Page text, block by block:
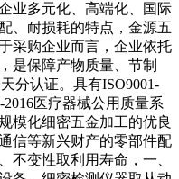
业多元化、高端化、国际
、耐损耗的特点，金源五
采购企业而言，企业依托
是保障产物质量、节制
分认证。具有ISO9001-
2016医疗器械公用质量系
模化细密五金加工的优良
信等新兴财产的零部件配
不变性取利用寿命，一、